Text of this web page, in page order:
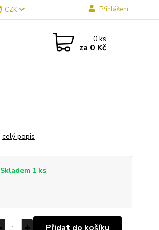
CZK Přihlášení
0ks
za 0 Kč
celý popis
Skladem 1 ks